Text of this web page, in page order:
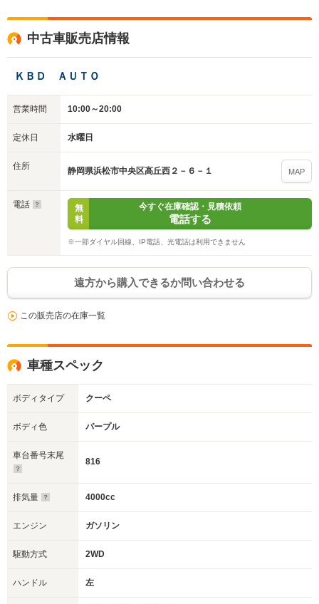
中古車販売店情報
ＫＢＤ ＡＵＴＯ
営業時間 10:00～20:00
定休日 水曜日
住所 静岡県浜松市中央区高丘西２－６－１ MAP
電話
無
料
今すぐ在庫確認・見積依頼
電話する
※一部ダイヤル回線、IP電話、光電話は利用できません
遠方から購入できるか問い合わせる
この販売店の在庫一覧
車種スペック
ボディタイプ クーペ
ボディ色 パープル
車台番号末尾
816
排気量 4000cc
エンジン ガソリン
駆動方式 2WD
ハンドル 左